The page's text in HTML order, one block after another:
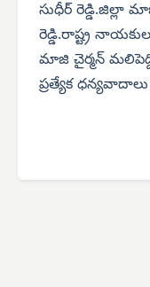
సుధీర్ రెడ్డి.జిల్లా
రెడ్డి.రాష్ట్ర
మాజి చైర్మన్
ప్రత్యేక